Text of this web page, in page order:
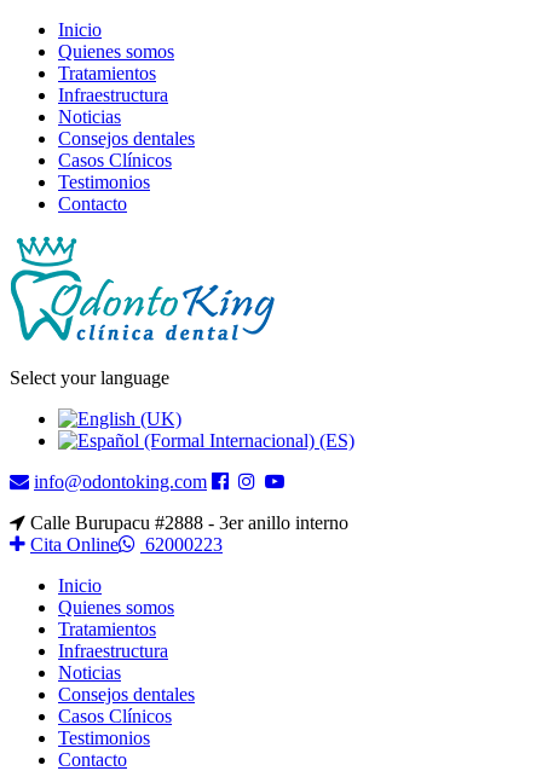
Inicio
Quienes somos
Tratamientos
Infraestructura
Noticias
Consejos dentales
Casos Clínicos
Testimonios
Contacto
Select your language
info@odontoking.com
Calle Burupacu #2888 - 3er anillo interno
Cita Online
62000223
Inicio
Quienes somos
Tratamientos
Infraestructura
Noticias
Consejos dentales
Casos Clínicos
Testimonios
Contacto